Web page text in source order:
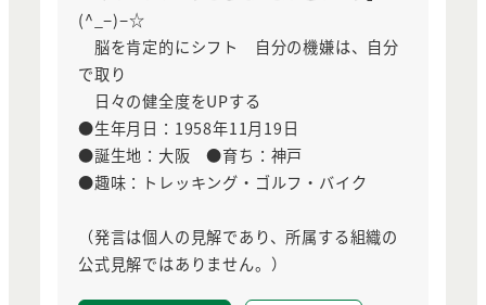
(^_−)−☆
脳を肯定的にシフト 自分の機嫌は、自分
で取り
日々の健全度をUPする
●生年月日：1958年11月19日
●誕生地：大阪 ●育ち：神戸
●趣味：トレッキング・ゴルフ・バイク
（発言は個人の見解であり、所属する組織の
公式見解ではありません。）